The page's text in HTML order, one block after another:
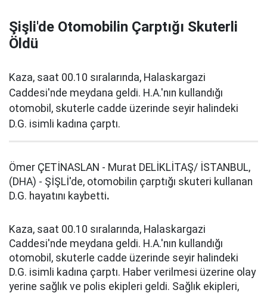
Şişli'de Otomobilin Çarptığı Skuterli
Öldü
Kaza, saat 00.10 sıralarında, Halaskargazi
Caddesi'nde meydana geldi. H.A.'nın kullandığı
otomobil, skuterle cadde üzerinde seyir halindeki
D.G. isimli kadına çarptı.
Ömer ÇETİNASLAN - Murat DELİKLİTAŞ/ İSTANBUL,
(DHA) - ŞİŞLİ'de, otomobilin çarptığı skuteri kullanan
D.G. hayatını kaybetti.
Kaza, saat 00.10 sıralarında, Halaskargazi
Caddesi'nde meydana geldi. H.A.'nın kullandığı
otomobil, skuterle cadde üzerinde seyir halindeki
D.G. isimli kadına çarptı. Haber verilmesi üzerine olay
yerine sağlık ve polis ekipleri geldi. Sağlık ekipleri,